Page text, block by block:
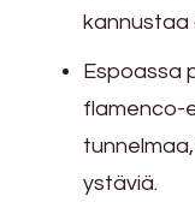
kannustaa
Espoassa
flamenco-
ystäviä.